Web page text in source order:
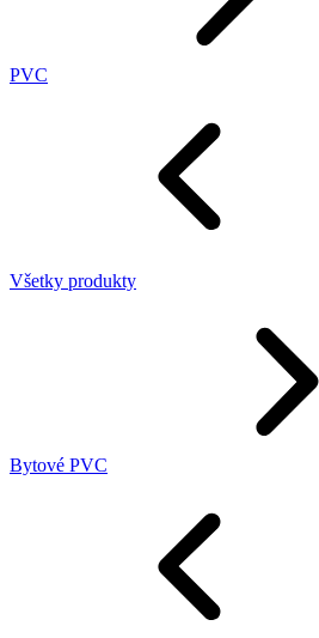
PVC
Všetky produkty
Bytové PVC